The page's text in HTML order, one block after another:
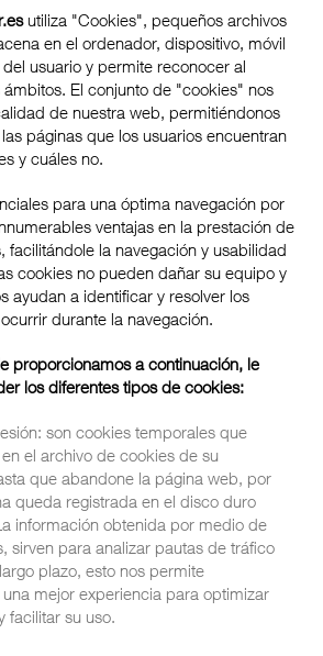
utiliza "Cookies", pequeños archivos
en el ordenador, dispositivo, móvil
usuario y permite reconocer al
El conjunto de "cookies" nos
de nuestra web, permitiéndonos
páginas que los usuarios encuentran
y cuáles no.
para una óptima navegación por
ventajas en la prestación de
facilitándole la navegación y usabilidad
cookies no pueden dañar su equipo y
ayudan a identificar y resolver los
durante la navegación.
proporcionamos a continuación, le
los diferentes tipos de cookies:
son cookies temporales que
el archivo de cookies de su
que abandone la página web, por
queda registrada en el disco duro
información obtenida por medio de
sirven para analizar pautas de tráfico
plazo, esto nos permite
mejor experiencia para optimizar
facilitar su uso.